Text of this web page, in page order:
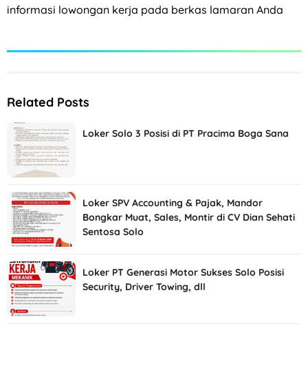
informasi lowongan kerja pada berkas lamaran Anda
Related Posts
Loker Solo 3 Posisi di PT Pracima Boga Sana
Loker SPV Accounting & Pajak, Mandor
Bongkar Muat, Sales, Montir di CV Dian Sehati
Sentosa Solo
Loker PT Generasi Motor Sukses Solo Posisi
Security, Driver Towing, dll